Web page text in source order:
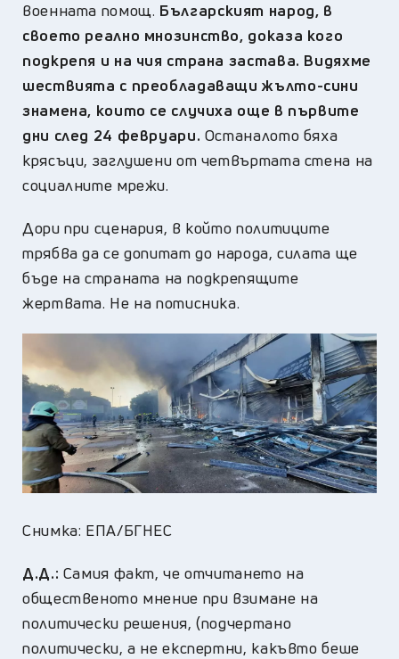
военната помощ. Българският народ, в
своето реално мнозинство, доказа кого
подкрепя и на чия страна застава. Видяхме
шествията с преобладаващи жълто-сини
знамена, които се случиха още в първите
дни след 24 февруари. Останалото бяха
крясъци, заглушени от четвъртата стена на
социалните мрежи.
Дори при сценария, в който политиците
трябва да се допитат до народа, силата ще
бъде на страната на подкрепящите
жертвата. Не на потисника.
Снимка: ЕПА/БГНЕС
Д.Д.: Самия факт, че отчитането на
общественото мнение при взимане на
политически решения, (подчертано
политически, а не експертни, какъвто беше